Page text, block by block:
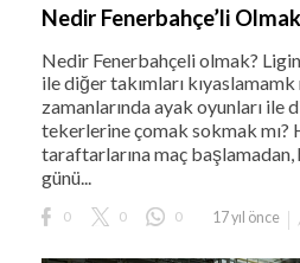
Nedir Fenerbahçe’li
Nedir Fenerbahçeli olmak?
ile diğer takımları kıyaslamamk
zamanlarında ayak oyunları ile
tekerlerine çomak sokmak mı?
taraftarlarına maç
günü...
0 0 0 17 yıl önce